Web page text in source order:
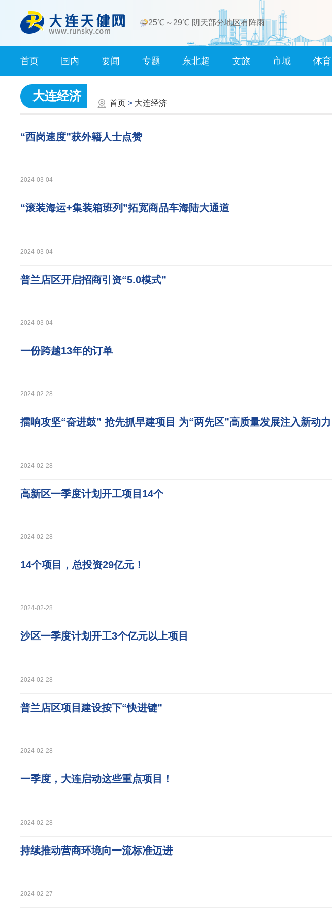
25℃～29℃ 阴天部分地区有阵雨
首页 国内 要闻 专题 东北超 文旅 市域 体育
大连经济
首页 > 大连经济
“西岗速度”获外籍人士点赞
2024-03-04
“滚装海运+集装箱班列”拓宽商品车海陆大通道
2024-03-04
普兰店区开启招商引资“5.0模式”
2024-03-04
一份跨越13年的订单
2024-02-28
擂响攻坚“奋进鼓” 抢先抓早建项目 为“两先区”高质量发展注入新动力
2024-02-28
高新区一季度计划开工项目14个
2024-02-28
14个项目，总投资29亿元！
2024-02-28
沙区一季度计划开工3个亿元以上项目
2024-02-28
普兰店区项目建设按下“快进键”
2024-02-28
一季度，大连启动这些重点项目！
2024-02-28
持续推动营商环境向一流标准迈进
2024-02-27